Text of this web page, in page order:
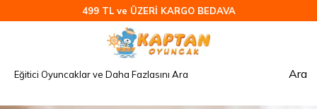
499 TL ve ÜZERİ KARGO BEDAVA
Ara